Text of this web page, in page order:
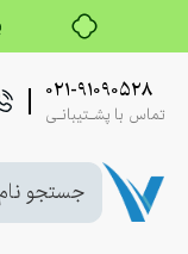
۰۲۱-۹۱۰۹۰۵۲۸
تماس با پشـتیبانـی